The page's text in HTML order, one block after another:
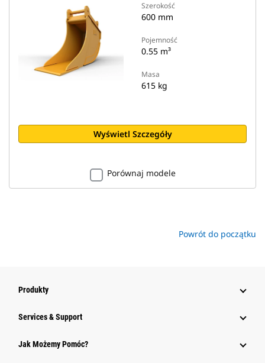
Szerokość
600 mm
Pojemność
0.55 m³
Masa
615 kg
Wyświetl Szczegóły
Porównaj modele
Powrót do początku
Produkty
Services & Support
Jak Możemy Pomóc?